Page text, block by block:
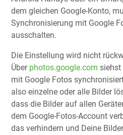
dem gleichen Google-Konto,
Synchronisierung mit Google
ausschalten.
Die Einstellung wird nicht
Über photos.google.com siehst
mit Google Fotos
also einzelne oder alle Bilder
dass die Bilder auf allen
dem Google-Fotos-Account
das verhindern und Deine